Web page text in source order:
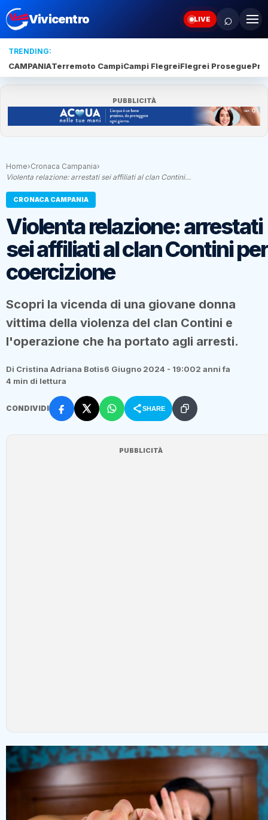
Vivicentro LIVE ⌕
TRENDING:
CAMPANIATerremoto CampiCampi FlegreiFlegrei Prosegue
PUBBLICITÀ
Home›Cronaca Campania›
Violenta relazione: arrestati sei affiliati al clan Contini…
CRONACA CAMPANIA
Violenta relazione: arrestati
sei affiliati al clan Contini per
coercizione
Scopri la vicenda di una giovane donna
vittima della violenza del clan Contini e
l'operazione che ha portato agli arresti.
Di Cristina Adriana Botis6 Giugno 2024 - 19:002 anni fa
4 min di lettura
CONDIVIDI SHARE
PUBBLICITÀ